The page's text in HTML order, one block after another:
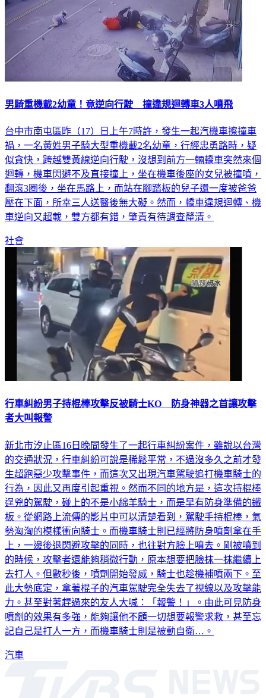
男騎重機載2幼童！竟逆向行駛 撞違規迴轉車3人噴飛
台中市南屯區昨（17）日上午7時許，發生一起汽機車擦撞車
禍，一名黃姓男子騎大型重機載2名幼童，行經忠勇路時，疑
似貪快，跨越雙黃線逆向行駛，沒想到前方一輛轎車突然來個
迴轉，機車閃避不及直接撞上，坐在機車後座的女兒被撞噴，
翻滾3圈後，坐在馬路上，而站在腳踏板的兒子還一度被爸爸
壓在下面，所幸三人送醫後無大礙。然而，轎車違規迴轉、機
車逆向又超載，雙方都有錯，肇責有待調查釐清。
社會
行車糾紛男子持棍棒攻擊反被騎士KO 防身神器之首讓攻擊
者大叫報警
新北市汐止區16日晚間發生了一起行車糾紛案件，雖說以台灣
的交通狀況，行車糾紛可說是稀鬆平常，不過沒多久之前才發
生超跑惡少攻擊事件，而這次又出現汽車駕駛追打機車騎士的
行為，因此又再度引起重視。然而不同的地方是，這次持棍棒
逞兇的駕駛，碰上的不是小綿羊騎士，而是早有防身準備的鐵
板。從網路上流傳的影片中可以清楚看到，駕駛手持棍棒，氣
勢洶洶的模樣衝向騎士。而機車騎士則已經將防身噴劑拿在手
上，一邊後退閃避攻擊的同時，也往對方臉上噴去。剛被噴到
的時候，攻擊者還能夠稍微行動，原本想要把臉抹一抹繼續上
去打人。但數秒後，噴劑開始發威，騎士也趁機補噴兩下。至
此大勢底定，拿著棍子的汽車駕駛完全失去了視線以及攻擊能
力。甚至對著趕過來的友人大喊：「報警！」。由此可見防身
噴劑的效果有多強，能夠讓他不顧一切想要報警求救，甚至忘
記自己是打人一方，而機車騎士則是被動自衛…。
汽車